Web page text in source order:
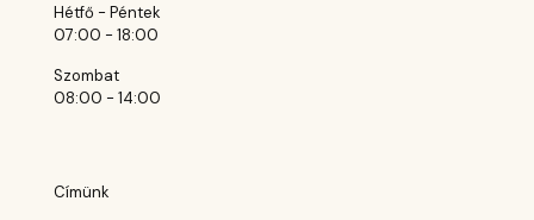
Hétfő - Péntek
07:00 - 18:00
Szombat
08:00 - 14:00
Címünk